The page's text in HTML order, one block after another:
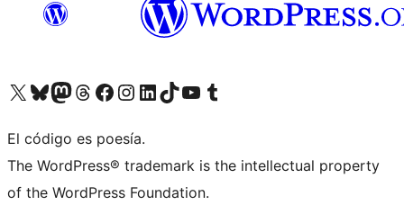
Visita nuestra cuenta de X (anteriormente Twitter)
Visita nuestra cuenta de Bluesky
Visita nuestra cuenta de Mastodon
Visita nuestra cuenta de Threads
Visita nuestra página de Facebook
Visita nuestra cuenta de Instagram
Visita nuestra cuenta de LinkedIn
Visita nuestra cuenta de TikTok
Visita nuestro canal de YouTube
Visita nuestra cuenta de Tumblr
El código es poesía.
The WordPress® trademark is the intellectual property
of the WordPress Foundation.